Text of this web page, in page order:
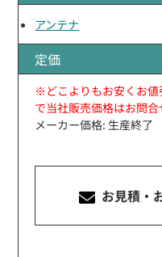
アンテナ
定価
※どこよりもお安くお値
で当社販売価格はお問合
メーカー価格: 生産終了
お見積・